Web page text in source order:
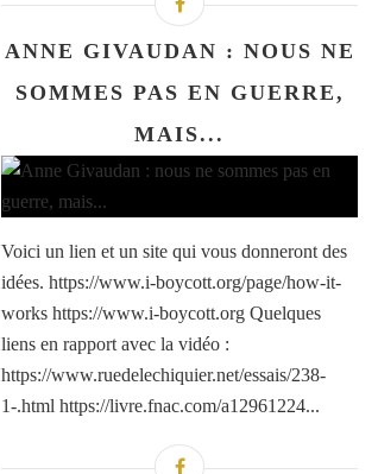
ANNE GIVAUDAN : NOUS NE
SOMMES PAS EN GUERRE,
MAIS...
Voici un lien et un site qui vous donneront des
idées. https://www.i-boycott.org/page/how-it-
works https://www.i-boycott.org Quelques
liens en rapport avec la vidéo :
https://www.ruedelechiquier.net/essais/238-
1-.html https://livre.fnac.com/a12961224...